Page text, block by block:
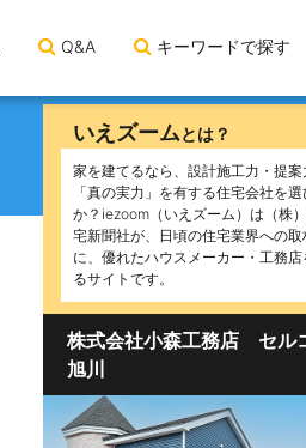
Q&A キーワードで探す
いえズームとは？
家を建てるなら、設計施工力・提案
「真の実力」を有する住宅会社を
か？iezoom（いえズーム）は（株
宅新聞社が、日頃の住宅業界への取
に、優れたハウスメーカー・工務
るサイトです。
株式会社小森工務店 セル
旭川